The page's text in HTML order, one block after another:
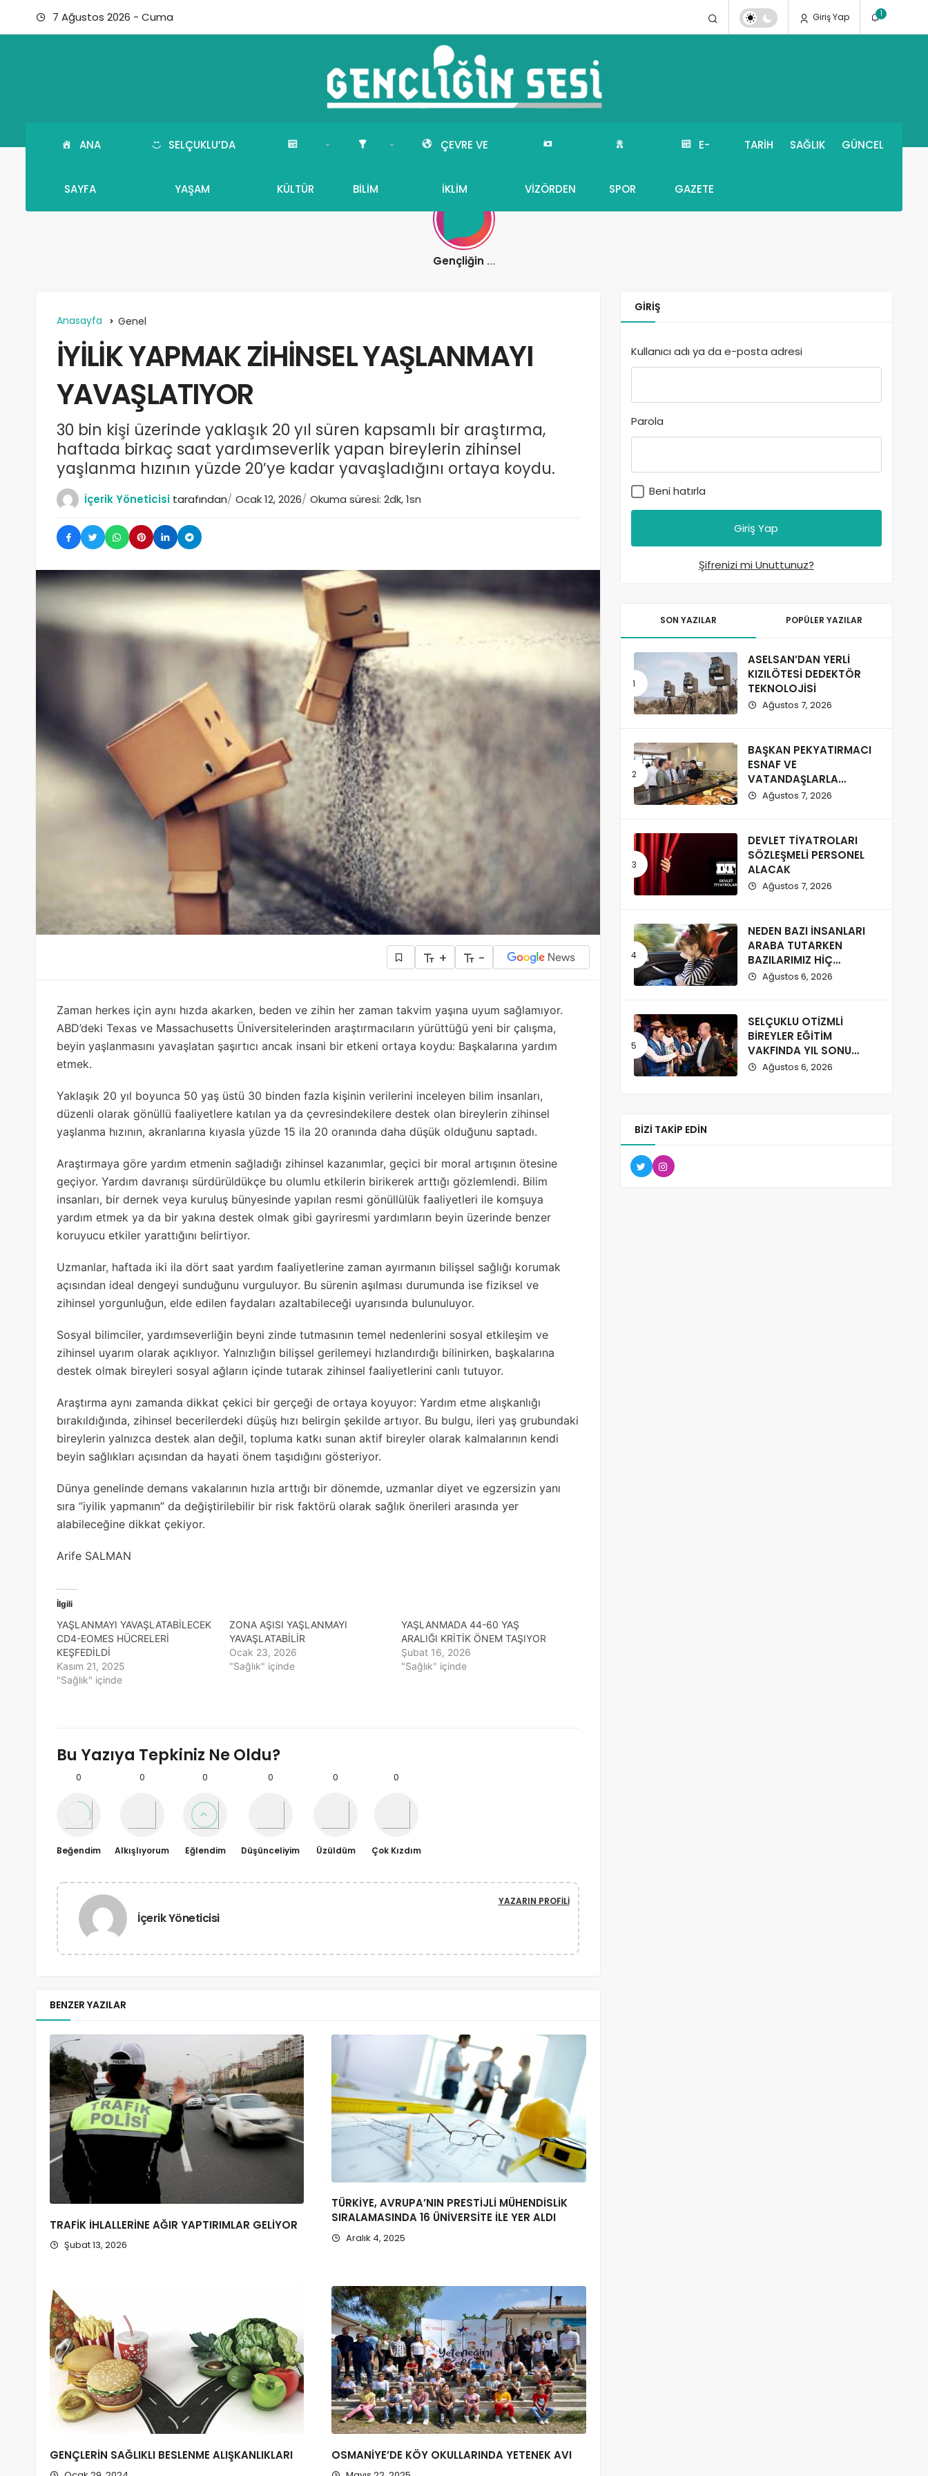
7 Ağustos 2026 - Cuma Giriş Yap 1
ANA
SAYFA
SELÇUKLU’DA
YAŞAM KÜLTÜR BILIM
ÇEVRE VE
İKLIM VIZÖRDEN SPOR
E-
GAZETE
TARIH SAĞLIK GÜNCEL
Gençliğin Sesi
Anasayfa Genel
İYİLİK YAPMAK ZİHİNSEL YAŞLANMAYI
YAVAŞLATIYOR
30 bin kişi üzerinde yaklaşık 20 yıl süren kapsamlı bir araştırma,
haftada birkaç saat yardımseverlik yapan bireylerin zihinsel
yaşlanma hızının yüzde 20’ye kadar yavaşladığını ortaya koydu.
İçerik Yöneticisi tarafından Ocak 12, 2026 Okuma süresi: 2dk, 1sn
+ -
Zaman herkes için aynı hızda akarken, beden ve zihin her zaman takvim yaşına uyum sağlamıyor.
ABD’deki Texas ve Massachusetts Üniversitelerinden araştırmacıların yürüttüğü yeni bir çalışma,
beyin yaşlanmasını yavaşlatan şaşırtıcı ancak insani bir etkeni ortaya koydu: Başkalarına yardım
etmek.
Yaklaşık 20 yıl boyunca 50 yaş üstü 30 binden fazla kişinin verilerini inceleyen bilim insanları,
düzenli olarak gönüllü faaliyetlere katılan ya da çevresindekilere destek olan bireylerin zihinsel
yaşlanma hızının, akranlarına kıyasla yüzde 15 ila 20 oranında daha düşük olduğunu saptadı.
Araştırmaya göre yardım etmenin sağladığı zihinsel kazanımlar, geçici bir moral artışının ötesine
geçiyor. Yardım davranışı sürdürüldükçe bu olumlu etkilerin birikerek arttığı gözlemlendi. Bilim
insanları, bir dernek veya kuruluş bünyesinde yapılan resmi gönüllülük faaliyetleri ile komşuya
yardım etmek ya da bir yakına destek olmak gibi gayriresmi yardımların beyin üzerinde benzer
koruyucu etkiler yarattığını belirtiyor.
Uzmanlar, haftada iki ila dört saat yardım faaliyetlerine zaman ayırmanın bilişsel sağlığı korumak
açısından ideal dengeyi sunduğunu vurguluyor. Bu sürenin aşılması durumunda ise fiziksel ve
zihinsel yorgunluğun, elde edilen faydaları azaltabileceği uyarısında bulunuluyor.
Sosyal bilimciler, yardımseverliğin beyni zinde tutmasının temel nedenlerini sosyal etkileşim ve
zihinsel uyarım olarak açıklıyor. Yalnızlığın bilişsel gerilemeyi hızlandırdığı bilinirken, başkalarına
destek olmak bireyleri sosyal ağların içinde tutarak zihinsel faaliyetlerini canlı tutuyor.
Araştırma aynı zamanda dikkat çekici bir gerçeği de ortaya koyuyor: Yardım etme alışkanlığı
bırakıldığında, zihinsel becerilerdeki düşüş hızı belirgin şekilde artıyor. Bu bulgu, ileri yaş grubundaki
bireylerin yalnızca destek alan değil, topluma katkı sunan aktif bireyler olarak kalmalarının kendi
beyin sağlıkları açısından da hayati önem taşıdığını gösteriyor.
Dünya genelinde demans vakalarının hızla arttığı bir dönemde, uzmanlar diyet ve egzersizin yanı
sıra “iyilik yapmanın” da değiştirilebilir bir risk faktörü olarak sağlık önerileri arasında yer
alabileceğine dikkat çekiyor.
Arife SALMAN
İlgili
YAŞLANMAYI YAVAŞLATABİLECEK
CD4-EOMES HÜCRELERİ
KEŞFEDİLDİ
Kasım 21, 2025
"Sağlık" içinde
ZONA AŞISI YAŞLANMAYI
YAVAŞLATABİLİR
Ocak 23, 2026
"Sağlık" içinde
YAŞLANMADA 44-60 YAŞ
ARALIĞI KRİTİK ÖNEM TAŞIYOR
Şubat 16, 2026
"Sağlık" içinde
Bu Yazıya Tepkiniz Ne Oldu?
0
Beğendim
0
Alkışlıyorum
0
Eğlendim
0
Düşünceliyim
0
Üzüldüm
0
Çok Kızdım
İçerik Yöneticisi
YAZARIN PROFILI
BENZER YAZILAR
TRAFİK İHLALLERİNE AĞIR YAPTIRIMLAR GELİYOR
Şubat 13, 2026
TÜRKİYE, AVRUPA’NIN PRESTİJLİ MÜHENDİSLİK
SIRALAMASINDA 16 ÜNİVERSİTE İLE YER ALDI
Aralık 4, 2025
GENÇLERİN SAĞLIKLI BESLENME ALIŞKANLIKLARI OSMANİYE’DE KÖY OKULLARINDA YETENEK AVI
GIRIŞ
Kullanıcı adı ya da e-posta adresi
Parola
Beni hatırla
Şifrenizi mi Unuttunuz?
SON YAZILAR POPÜLER YAZILAR
ASELSAN’DAN YERLİ
KIZILÖTESİ DEDEKTÖR
TEKNOLOJİSİ
Ağustos 7, 2026
BAŞKAN PEKYATIRMACI
ESNAF VE
VATANDAŞLARLA
BULUŞTU
Ağustos 7, 2026
DEVLET TİYATROLARI
SÖZLEŞMELİ PERSONEL
ALACAK
Ağustos 7, 2026
NEDEN BAZI İNSANLARI
ARABA TUTARKEN
BAZILARIMIZ HİÇ
ETKİLENMİYOR?
Ağustos 6, 2026
SELÇUKLU OTİZMLİ
BİREYLER EĞİTİM
VAKFINDA YIL SONU
COŞKUSU
Ağustos 6, 2026
BIZI TAKIP EDIN